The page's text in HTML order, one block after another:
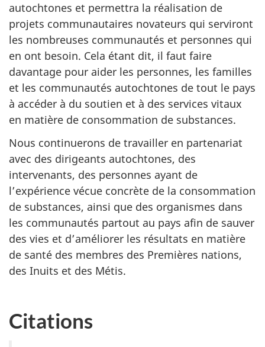
autochtones et permettra la réalisation de
projets communautaires novateurs qui serviront
les nombreuses communautés et personnes qui
en ont besoin. Cela étant dit, il faut faire
davantage pour aider les personnes, les familles
et les communautés autochtones de tout le pays
à accéder à du soutien et à des services vitaux
en matière de consommation de substances.
Nous continuerons de travailler en partenariat
avec des dirigeants autochtones, des
intervenants, des personnes ayant de
l’expérience vécue concrète de la consommation
de substances, ainsi que des organismes dans
les communautés partout au pays afin de sauver
des vies et d’améliorer les résultats en matière
de santé des membres des Premières nations,
des Inuits et des Métis.
Citations